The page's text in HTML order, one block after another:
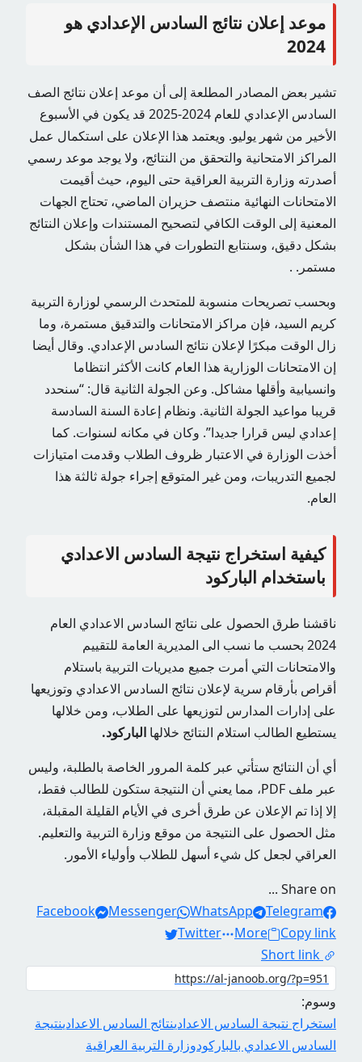
موعد إعلان نتائج السادس الإعدادي هو
2024
تشير بعض المصادر المطلعة إلى أن موعد إعلان نتائج الصف
السادس الإعدادي للعام 2024-2025 قد يكون في الأسبوع
الأخير من شهر يوليو. ويعتمد هذا الإعلان على استكمال عمل
المراكز الامتحانية والتحقق من النتائج، ولا يوجد موعد رسمي
أصدرته وزارة التربية العراقية حتى اليوم، حيث أقيمت
الامتحانات النهائية منتصف حزيران الماضي، تحتاج الجهات
المعنية إلى الوقت الكافي لتصحيح المستندات وإعلان النتائج
بشكل دقيق، وسنتابع التطورات في هذا الشأن بشكل
مستمر. .
وبحسب تصريحات منسوبة للمتحدث الرسمي لوزارة التربية
كريم السيد، فإن مراكز الامتحانات والتدقيق مستمرة، وما
زال الوقت مبكرًا لإعلان نتائج السادس الإعدادي. وقال أيضا
إن الامتحانات الوزارية هذا العام كانت الأكثر انتظاما
وانسيابية وأقلها مشاكل. وعن الجولة الثانية قال: “سنحدد
قريبا مواعيد الجولة الثانية. ونظام إعادة السنة السادسة
إعدادي ليس قرارا جديدا”. وكان في مكانه لسنوات. كما
أخذت الوزارة في الاعتبار ظروف الطلاب وقدمت امتيازات
لجميع التدريبات، ومن غير المتوقع إجراء جولة ثالثة هذا
العام.
كيفية استخراج نتيجة السادس الاعدادي
باستخدام الباركود
ناقشنا طرق الحصول على نتائج السادس الاعدادي العام
2024 بحسب ما نسب الى المديرية العامة للتقييم
والامتحانات التي أمرت جميع مديريات التربية باستلام
أقراص بأرقام سرية لإعلان نتائج السادس الاعدادي وتوزيعها
على إدارات المدارس لتوزيعها على الطلاب، ومن خلالها
يستطيع الطالب استلام النتائج خلالها الباركود.
أي أن النتائج ستأتي عبر كلمة المرور الخاصة بالطلبة، وليس
عبر ملف PDF، مما يعني أن النتيجة ستكون للطالب فقط،
إلا إذا تم الإعلان عن طرق أخرى في الأيام القليلة المقبلة،
مثل الحصول على النتيجة من موقع وزارة التربية والتعليم.
العراقي لجعل كل شيء أسهل للطلاب وأولياء الأمور.
Share on ...
Facebook
Messenger WhatsApp
Telegram
Twitter
More
Copy link
Short link
وسوم:
استخراج نتيجة السادس الاعدادينتائج السادس الاعدادينتيجة
السادس الاعدادي بالباركودوزارة التربية العراقية